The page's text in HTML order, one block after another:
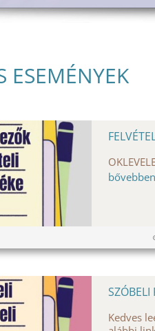
ESEMÉNYEK
bővebben
SZÓBELI
Kedves